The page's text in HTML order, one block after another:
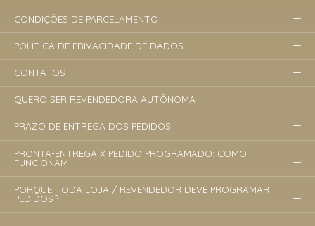
CONDIÇÕES DE PARCELAMENTO
POLÍTICA DE PRIVACIDADE DE DADOS
CONTATOS
QUERO SER REVENDEDORA AUTÔNOMA
PRAZO DE ENTREGA DOS PEDIDOS
PRONTA-ENTREGA X PEDIDO PROGRAMADO: COMO
FUNCIONAM
PORQUE TODA LOJA / REVENDEDOR DEVE PROGRAMAR
PEDIDOS?